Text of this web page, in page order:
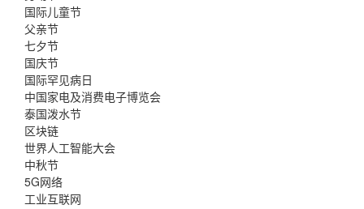
国际儿童节
父亲节
七夕节
国庆节
国际罕见病日
中国家电及消费电子博览会
泰国泼水节
区块链
世界人工智能大会
中秋节
5G网络
工业互联网